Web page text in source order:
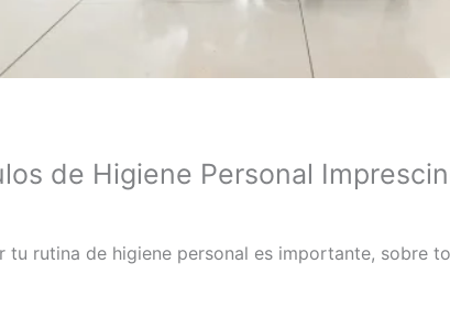
de Higiene Personal
tu rutina de higiene personal es importante, sobre